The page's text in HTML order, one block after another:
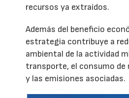
recursos ya extraídos.
Además del beneficio
estrategia contribuye a
ambiental de la actividad
transporte, el consumo de
y las emisiones asociadas.